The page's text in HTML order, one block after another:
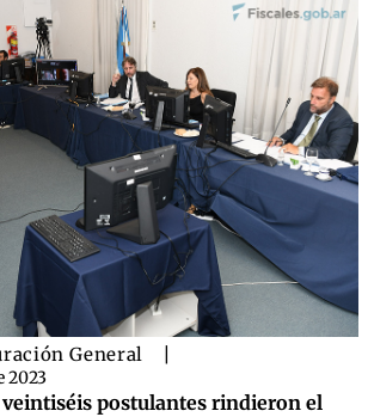
General
2023
veintiséis postulantes rindieron el